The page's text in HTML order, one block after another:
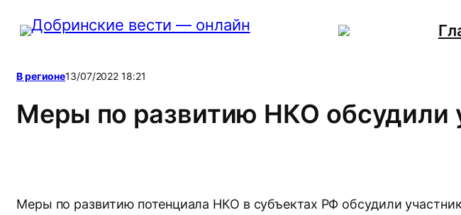
Перейти
В регионе13/07/2022 18:21
Меры по развитию НКО обсудили
Меры по развитию потенциала НКО в субъектах РФ обсудили